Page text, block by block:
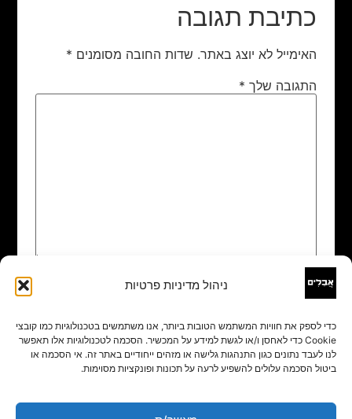
ניהול מדיניות פרטיות
כדי לספק את חוויות המשתמש הטובות ביותר, אנו משתמשים בטכנולוגיות כמו קובצי
Cookie כדי לאחסן ו/או לגשת למידע על המכשיר. הסכמה לטכנולוגיות אלו תאפשר
לנו לעבד נתונים כגון התנהגות גלישה או מזהים ייחודיים באתר זה. אי הסכמה או
ביטול הסכמה עלולים להשפיע לרעה על תכונות ופונקציות מסוימות.
כתיבת תגובה
האימייל לא יוצג באתר. שדות החובה מסומנים *
התגובה שלך *
שם
אימייל*